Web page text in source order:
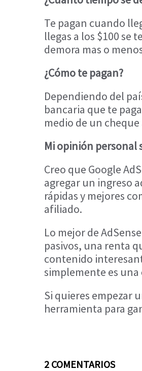
Te pagan cuando
llegas a los $100 se
demora mas o
¿Cómo te pagan?
Dependiendo del
bancaria que te
medio de un
Mi opinión personal
Creo que Google
agregar un ingreso
rápidas y mejores
afiliado.
Lo mejor de
pasivos, una renta
contenido
simplemente es
Si quieres empezar
herramienta para
2 COMENTARIOS